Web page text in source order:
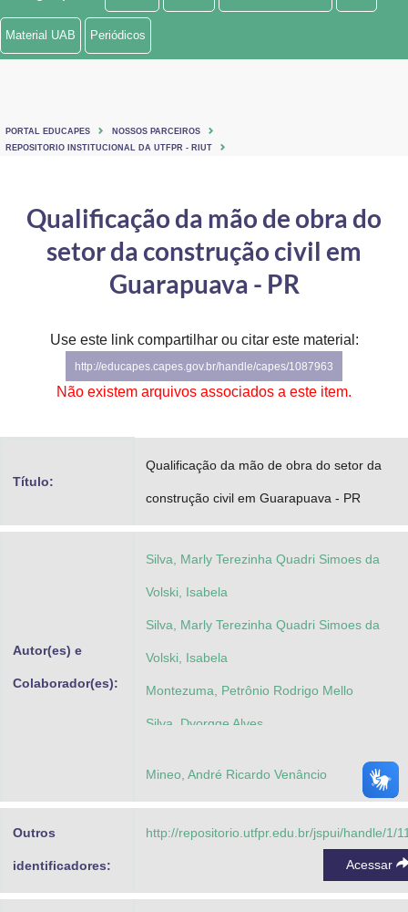
Ministério de Minas e Energia
Ministério do Turismo
Controladoria-Geral da União
Ministério da Mulher, da Família e dos Direitos Humanos
Secretaria de Governo
Gabinete de Segurança Institucional
Material UAB Periódicos
PORTAL EDUCAPES
NOSSOS PARCEIROS
REPOSITORIO INSTITUCIONAL DA UTFPR - RIUT
Qualificação da mão de obra do
setor da construção civil em
Guarapuava - PR
Use este link compartilhar ou citar este material:
http://educapes.capes.gov.br/handle/capes/1087963
Não existem arquivos associados a este item.
Título:
Qualificação da mão de obra do setor da
construção civil em Guarapuava - PR
Autor(es) e
Colaborador(es):
Silva, Marly Terezinha Quadri Simoes da
Volski, Isabela
Silva, Marly Terezinha Quadri Simoes da
Volski, Isabela
Montezuma, Petrônio Rodrigo Mello
Silva, Dyorgge Alves
Mineo, André Ricardo Venâncio
Outros
identificadores:
http://repositorio.utfpr.edu.br/jspui/handle/1/
Acessar